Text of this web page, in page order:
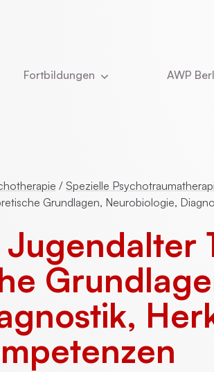
Fortbildungen
und Jugendlichenpsychotherapie
Vorträge
AWP
Was
Das
/ Spezielle
Grundlagen, Neurobiologie,